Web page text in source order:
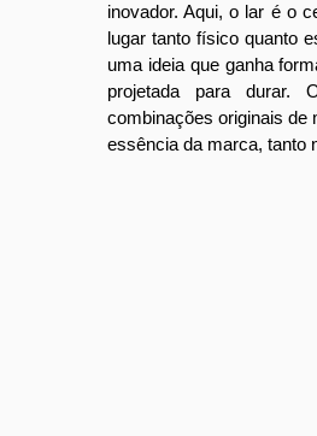
inovador. Aqui, o lar é o
lugar tanto físico quanto
uma ideia que ganha
projetada para durar.
combinações originais de
essência da marca, tanto